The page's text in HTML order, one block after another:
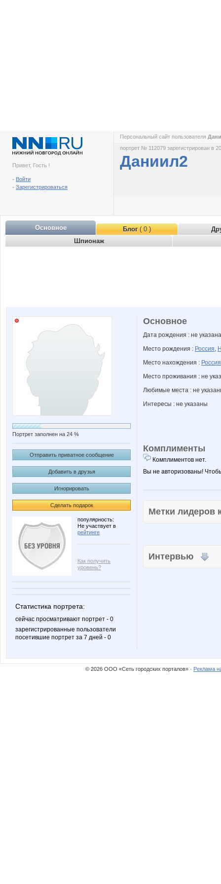
Привет, Гость !
- Войти
- Зарегистрироваться
Персональный сайт пользователя
портрет № 112079 зарегистрирован в
Даниил2
Основное Блог( 0 )
Шпионаж
Портрет заполнен на 24 %
Отправить приватное сообщение
Добавить в друзья
Игнорировать
Сделать подарок
популярность:
Не участвует в
рейтинге
Как получить
уровень?
Статистика портрета:
сейчас просматривают портрет - 0
зарегистрированные пользователи
посетившие портрет за 7 дней - 0
Основное
Дата рождения : не указана
Место рождения : Россия,
Место нахождения : Россия
Место проживания : не
Любимые места : не
Интересы : не указаны
Комплименты
Комплиментов нет.
Вы не авторизованы!
Метки
Интервью
© 2026 ООО «Сеть городских порталов» · Реклама